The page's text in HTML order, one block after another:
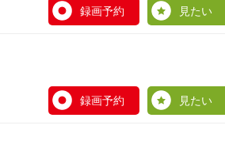
録画予約 見たい
録画予約 見たい